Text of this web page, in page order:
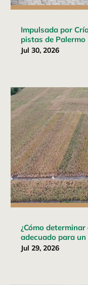
Impulsada por
pistas de Palermo
Jul 30, 2026
¿Cómo
adecuado para un
Jul 29, 2026